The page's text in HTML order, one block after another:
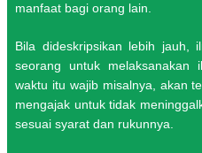
manfaat bagi orang lain.
Bila dideskripsikan lebih jauh,
seorang untuk melaksanakan
waktu itu wajib misalnya, akan
mengajak untuk tidak
sesuai syarat dan rukunnya.